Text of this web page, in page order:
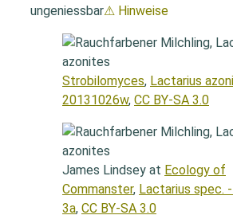
ungeniessbar⚠ Hinweise
Strobilomyces, Lactarius
20131026w, CC BY-SA 3.0
James Lindsey at Ecology of
Commanster, Lactarius spec.
3a, CC BY-SA 3.0